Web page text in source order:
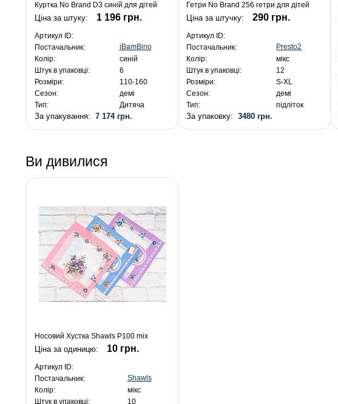
Куртка No Brand D3 синій для дітей
Ціна за штуку: 1 196 грн.
Артикул ID:
Постачальник:
iBamBino
Колір:
синій
Штук в упаковці:
6
Розміри:
110-160
Сезон:
демі
Тип:
Дитяча
За упакування: 7 174 грн.
Гетри No Brand 256 гетри для дітей
Ціна за штучку: 290 грн.
Артикул ID:
Постачальник:
Presto2
Колір:
мікс
Штук в упаковці:
12
Розміри:
S-XL
Сезон:
демі
Тип:
підліток
За упаковку:3480 грн.
Ви дивилися
Носовий Хустка Shawls P100 mix
Ціна за одиницю: 10 грн.
Артикул ID:
Постачальник:
Shawls
Колір:
мікс
Штук в упаковці:
10